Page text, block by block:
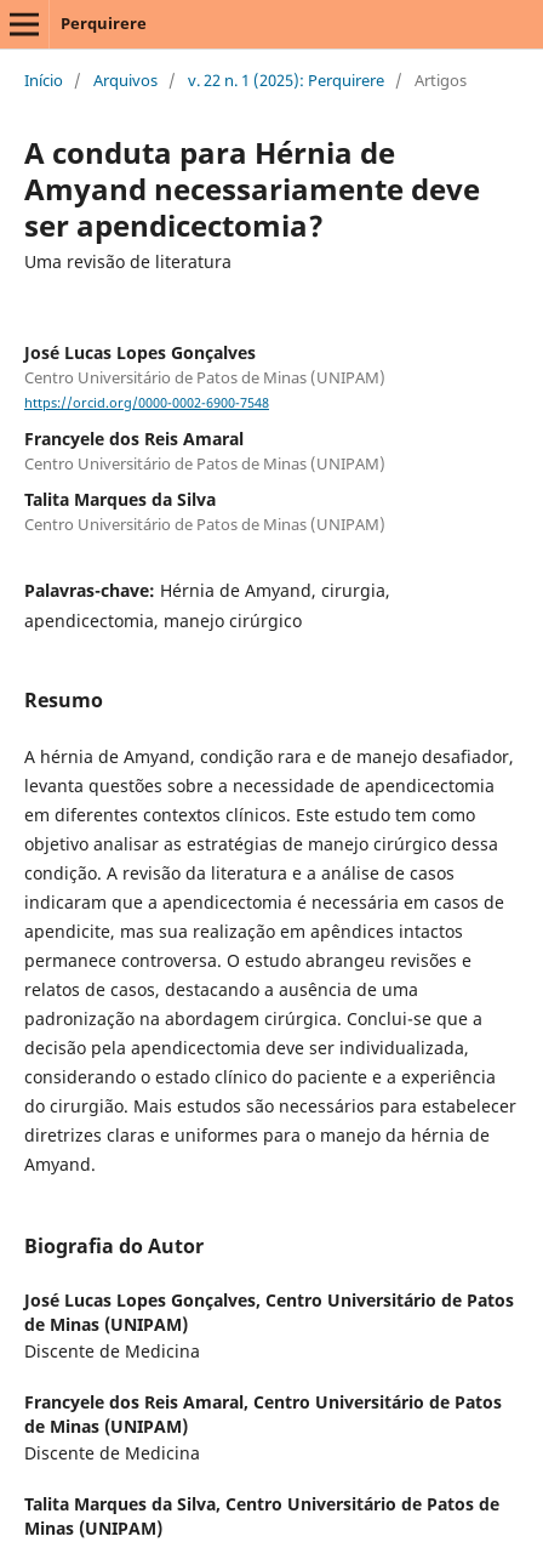
Perquirere
Início / Arquivos / v. 22 n. 1 (2025): Perquirere / Artigos
A conduta para Hérnia de
Amyand necessariamente deve
ser apendicectomia?
Uma revisão de literatura
José Lucas Lopes Gonçalves
Centro Universitário de Patos de Minas (UNIPAM)
https://orcid.org/0000-0002-6900-7548
Francyele dos Reis Amaral
Centro Universitário de Patos de Minas (UNIPAM)
Talita Marques da Silva
Centro Universitário de Patos de Minas (UNIPAM)
Palavras-chave: Hérnia de Amyand, cirurgia,
apendicectomia, manejo cirúrgico
Resumo
A hérnia de Amyand, condição rara e de manejo desafiador,
levanta questões sobre a necessidade de apendicectomia
em diferentes contextos clínicos. Este estudo tem como
objetivo analisar as estratégias de manejo cirúrgico dessa
condição. A revisão da literatura e a análise de casos
indicaram que a apendicectomia é necessária em casos de
apendicite, mas sua realização em apêndices intactos
permanece controversa. O estudo abrangeu revisões e
relatos de casos, destacando a ausência de uma
padronização na abordagem cirúrgica. Conclui-se que a
decisão pela apendicectomia deve ser individualizada,
considerando o estado clínico do paciente e a experiência
do cirurgião. Mais estudos são necessários para estabelecer
diretrizes claras e uniformes para o manejo da hérnia de
Amyand.
Biografia do Autor
José Lucas Lopes Gonçalves, Centro Universitário de Patos
de Minas (UNIPAM)
Discente de Medicina
Francyele dos Reis Amaral, Centro Universitário de Patos
de Minas (UNIPAM)
Discente de Medicina
Talita Marques da Silva, Centro Universitário de Patos de
Minas (UNIPAM)